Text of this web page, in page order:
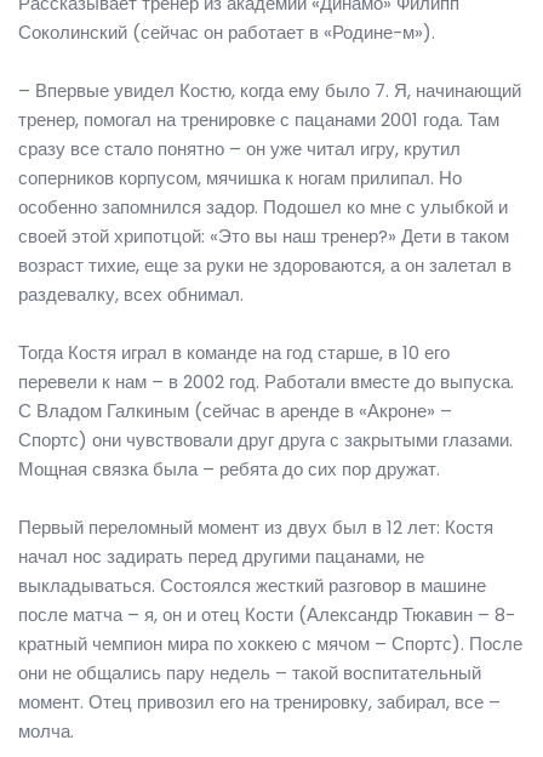
Соколинский (сейчас он работает в «Родине-м»).
– Впервые увидел Костю, когда ему было 7. Я, начинающий
тренер, помогал на тренировке с пацанами 2001 года. Там
сразу все стало понятно – он уже читал игру, крутил
соперников корпусом, мячишка к ногам прилипал. Но
особенно запомнился задор. Подошел ко мне с улыбкой и
своей этой хрипотцой: «Это вы наш тренер?» Дети в таком
возраст тихие, еще за руки не здороваются, а он залетал в
раздевалку, всех обнимал.
Тогда Костя играл в команде на год старше, в 10 его
перевели к нам – в 2002 год. Работали вместе до выпуска.
С Владом Галкиным (сейчас в аренде в «Акроне» –
Спортс) они чувствовали друг друга с закрытыми глазами.
Мощная связка была – ребята до сих пор дружат.
Первый переломный момент из двух был в 12 лет: Костя
начал нос задирать перед другими пацанами, не
выкладываться. Состоялся жесткий разговор в машине
после матча – я, он и отец Кости (Александр Тюкавин – 8-
кратный чемпион мира по хоккею с мячом – Спортс). После
они не общались пару недель – такой воспитательный
момент. Отец привозил его на тренировку, забирал, все –
молча.